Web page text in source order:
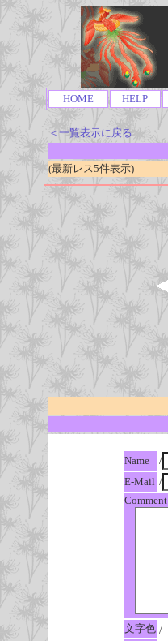
HOME HELP
＜一覧表示に戻る
(最新レス5件表示)
Name
/
E-Mail /
Comment
文字色 /